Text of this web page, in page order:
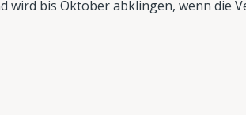
wird bis Oktober abklingen, wenn die